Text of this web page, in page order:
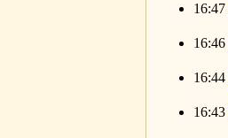
16:47
16:46
16:44
16:43